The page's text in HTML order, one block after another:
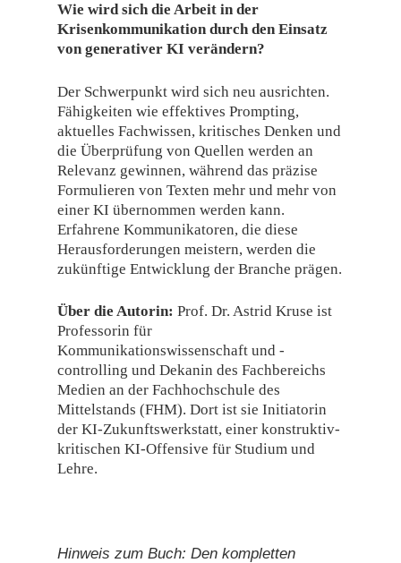
Wie wird sich die Arbeit in der
Krisenkommunikation durch den Einsatz
von generativer KI verändern?
Der Schwerpunkt wird sich neu ausrichten.
Fähigkeiten wie effektives Prompting,
aktuelles Fachwissen, kritisches Denken und
die Überprüfung von Quellen werden an
Relevanz gewinnen, während das präzise
Formulieren von Texten mehr und mehr von
einer KI übernommen werden kann.
Erfahrene Kommunikatoren, die diese
Herausforderungen meistern, werden die
zukünftige Entwicklung der Branche prägen.
Über die Autorin:Prof. Dr. Astrid Kruse ist
Professorin für
Kommunikationswissenschaft und -
controlling und Dekanin des Fachbereichs
Medien an der Fachhochschule des
Mittelstands (FHM). Dort ist sie Initiatorin
der KI-Zukunftswerkstatt, einer konstruktiv-
kritischen KI-Offensive für Studium und
Lehre.
Hinweis zum Buch:Den kompletten